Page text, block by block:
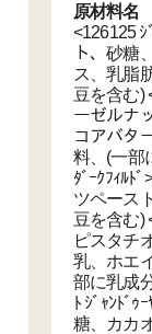
原材料名
<126125
ト、砂糖
ス、乳脂
豆を含む)
ーゼルナ
コアバタ
料、(一部
ﾀﾞｰｸﾌｨﾙﾄ
ツペース
豆を含む)
ピスタチ
乳、ホエ
部に乳成
ﾄ ｼﾞｬﾝﾄﾞ
糖、カカ